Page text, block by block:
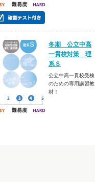
冬期 公立中高
一貫校対策 理
系Ｓ
公立中高一貫校受検
のための専用講習教
材！